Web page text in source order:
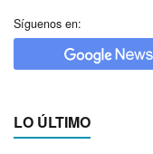
Síguenos en:
LO ÚLTIMO